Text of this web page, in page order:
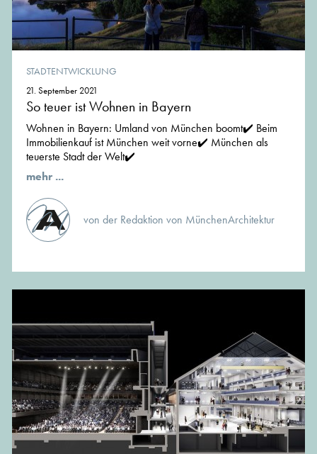
STADTENTWICKLUNG
21. September 2021
So teuer ist Wohnen in Bayern
Wohnen in Bayern: Umland von München boomt✔️ Beim
Immobilienkauf ist München weit vorne✔️ München als
teuerste Stadt der Welt✔️
mehr ...
von der Redaktion von MünchenArchitektur